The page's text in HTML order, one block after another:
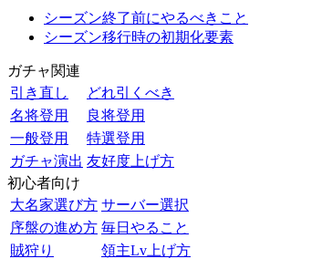
シーズン終了前にやるべきこと
シーズン移行時の初期化要素
ガチャ関連
引き直し
どれ引くべき
名将登用
良将登用
一般登用
特選登用
ガチャ演出 友好度上げ方
初心者向け
大名家選び方 サーバー選択
序盤の進め方 毎日やること
賊狩り
領主Lv上げ方